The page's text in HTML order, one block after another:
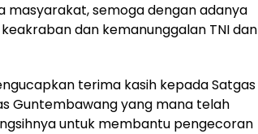
masyarakat, semoga dengan adanya
dan kemanunggalan TNI dan
terima kasih kepada Satgas
Guntembawang yang mana telah
untuk membantu pengecoran